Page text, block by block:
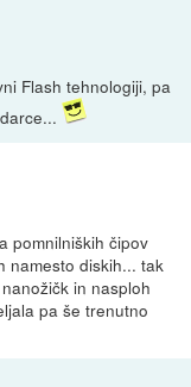
Flash tehnologiji, pa
pomnilniških čipov
namesto diskih... tak
in nasploh
pa še trenutno